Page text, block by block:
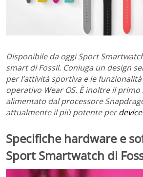
Disponibile da oggi Sport
smart di Fossil. Coniuga un design
per l’attività sportiva e le
operativo Wear OS. È inoltre il
alimentato dal processore
attualmente il più potente per
Specifiche hardware e
Sport Smartwatch di